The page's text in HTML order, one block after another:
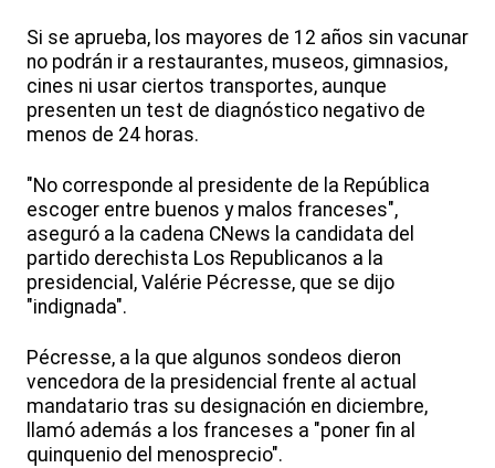
Si se aprueba, los mayores de 12 años sin vacunar
no podrán ir a restaurantes, museos, gimnasios,
cines ni usar ciertos transportes, aunque
presenten un test de diagnóstico negativo de
menos de 24 horas.
"No corresponde al presidente de la República
escoger entre buenos y malos franceses",
aseguró a la cadena CNews la candidata del
partido derechista Los Republicanos a la
presidencial, Valérie Pécresse, que se dijo
"indignada".
Pécresse, a la que algunos sondeos dieron
vencedora de la presidencial frente al actual
mandatario tras su designación en diciembre,
llamó además a los franceses a "poner fin al
quinquenio del menosprecio".